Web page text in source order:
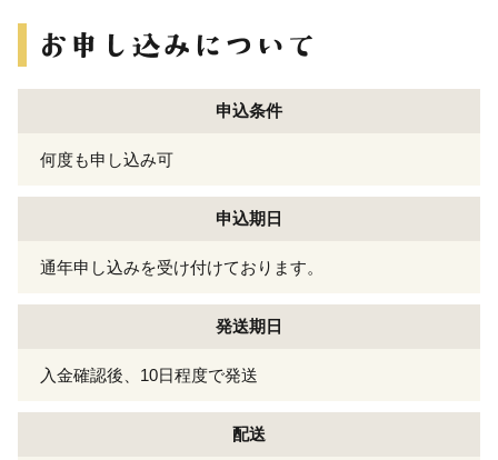
申込条件
何度も申し込み可
申込期日
通年申し込みを受け付けております。
発送期日
入金確認後、10日程度で発送
配送